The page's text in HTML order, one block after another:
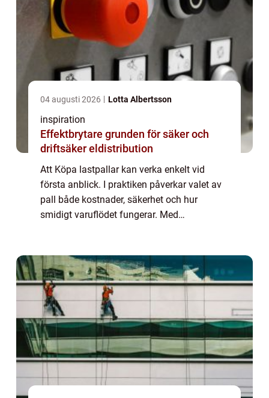
04 augusti 2026 Lotta Albertsson
inspiration
Effektbrytare grunden för säker och
driftsäker eldistribution
Att Köpa lastpallar kan verka enkelt vid
första anblick. I praktiken påverkar valet av
pall både kostnader, säkerhet och hur
smidigt varuflödet fungerar. Med
pengar, förenk...